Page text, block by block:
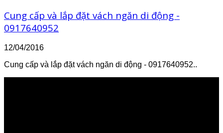
Cung cấp và lắp đặt vách ngăn di động -
0917640952
12/04/2016
Cung cấp và lắp đặt vách ngăn di động - 0917640952..